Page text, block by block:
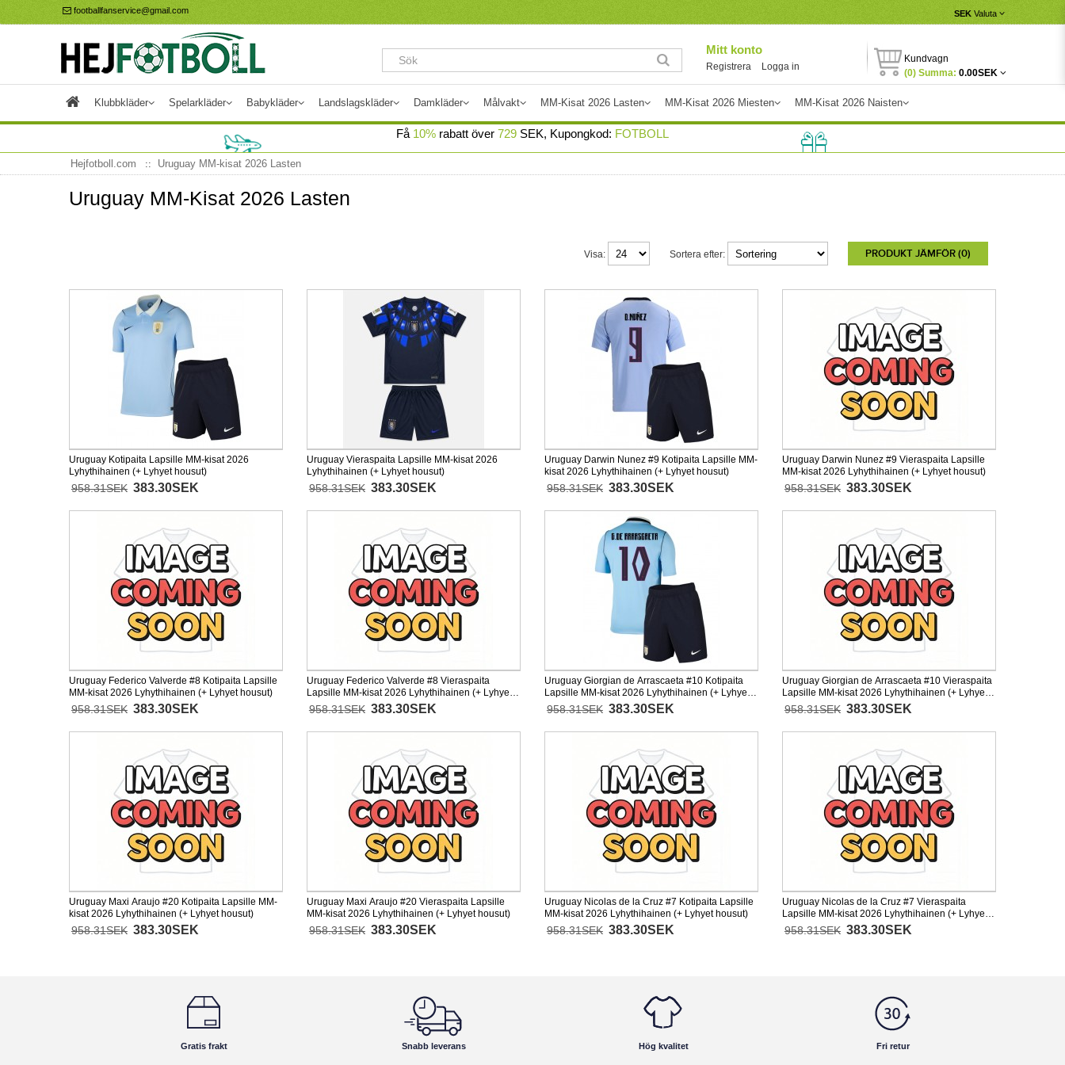
footballfanservice@gmail.com SEK Valuta
Mitt konto
Registrera Logga in
Kundvagn
(0) Summa: 0.00SEK
Klubbkläder Spelarkläder Babykläder Landslagskläder Damkläder Målvakt MM-Kisat 2026 Lasten MM-Kisat 2026 Miesten MM-Kisat 2026 Naisten
Få 10% rabatt över 729 SEK, Kupongkod: FOTBOLL
Hejfotboll.com Uruguay MM-kisat 2026 Lasten
Uruguay MM-Kisat 2026 Lasten
PRODUKT JÄMFÖR (0)
Sortera efter:
Visa:
Uruguay Kotipaita Lapsille MM-kisat 2026
Lyhythihainen (+ Lyhyet housut)
958.31SEK 383.30SEK
Uruguay Vieraspaita Lapsille MM-kisat 2026
Lyhythihainen (+ Lyhyet housut)
958.31SEK 383.30SEK
Uruguay Darwin Nunez #9 Kotipaita Lapsille MM-
kisat 2026 Lyhythihainen (+ Lyhyet housut)
958.31SEK 383.30SEK
Uruguay Darwin Nunez #9 Vieraspaita Lapsille
MM-kisat 2026 Lyhythihainen (+ Lyhyet housut)
958.31SEK 383.30SEK
Uruguay Federico Valverde #8 Kotipaita Lapsille
MM-kisat 2026 Lyhythihainen (+ Lyhyet housut)
958.31SEK 383.30SEK
Uruguay Federico Valverde #8 Vieraspaita
Lapsille MM-kisat 2026 Lyhythihainen (+ Lyhyet
housut)
958.31SEK 383.30SEK
Uruguay Giorgian de Arrascaeta #10 Kotipaita
Lapsille MM-kisat 2026 Lyhythihainen (+ Lyhyet
housut)
958.31SEK 383.30SEK
Uruguay Giorgian de Arrascaeta #10 Vieraspaita
Lapsille MM-kisat 2026 Lyhythihainen (+ Lyhyet
housut)
958.31SEK 383.30SEK
Uruguay Maxi Araujo #20 Kotipaita Lapsille MM-
kisat 2026 Lyhythihainen (+ Lyhyet housut)
958.31SEK 383.30SEK
Uruguay Maxi Araujo #20 Vieraspaita Lapsille
MM-kisat 2026 Lyhythihainen (+ Lyhyet housut)
958.31SEK 383.30SEK
Uruguay Nicolas de la Cruz #7 Kotipaita Lapsille
MM-kisat 2026 Lyhythihainen (+ Lyhyet housut)
958.31SEK 383.30SEK
Uruguay Nicolas de la Cruz #7 Vieraspaita
Lapsille MM-kisat 2026 Lyhythihainen (+ Lyhyet
housut)
958.31SEK 383.30SEK
Gratis frakt Snabb leverans Hög kvalitet Fri retur